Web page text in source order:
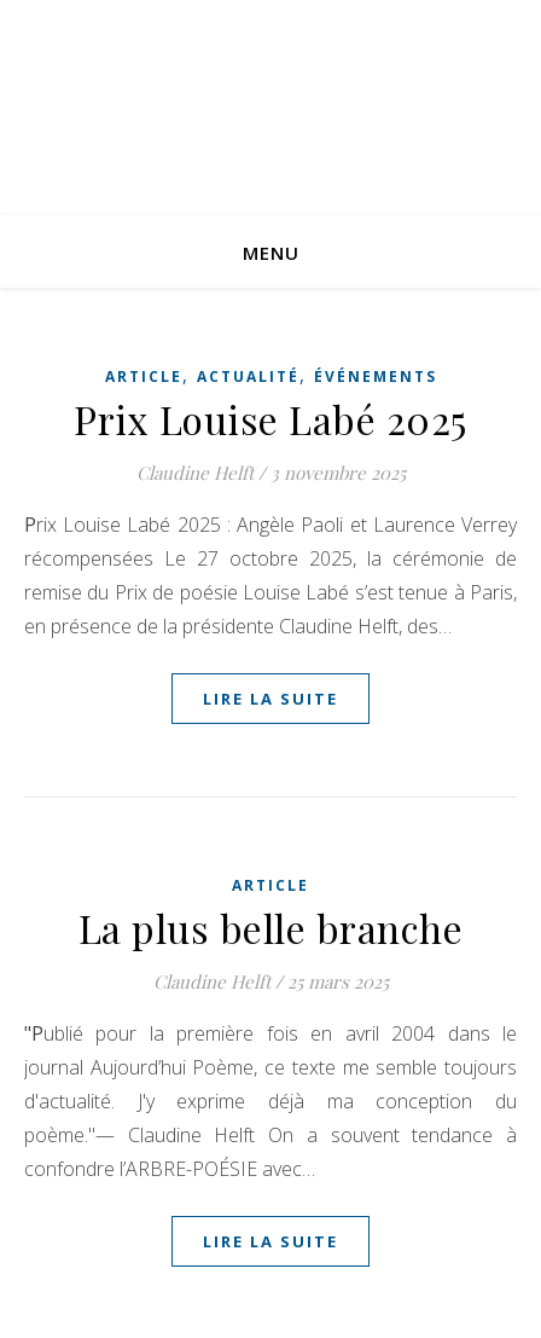
MENU
ARTICLE , ACTUALITÉ , ÉVÉNEMENTS
Prix Louise Labé 2025
Claudine Helft / 3 novembre 2025
Prix Louise Labé 2025 : Angèle Paoli et Laurence Verrey
récompensées Le 27 octobre 2025, la cérémonie de
remise du Prix de poésie Louise Labé s’est tenue à Paris,
en présence de la présidente Claudine Helft, des…
LIRE LA SUITE
ARTICLE
La plus belle branche
Claudine Helft / 25 mars 2025
"Publié pour la première fois en avril 2004 dans le
journal Aujourd’hui Poème, ce texte me semble toujours
d'actualité. J'y exprime déjà ma conception du
poème."— Claudine Helft On a souvent tendance à
confondre l’ARBRE-POÉSIE avec…
LIRE LA SUITE